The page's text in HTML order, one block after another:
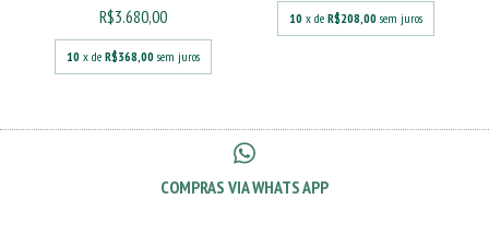
R$3.680,00
10 x de R$368,00 sem juros
10 x de R$208,00 sem juros
COMPRAS VIA WHATS APP